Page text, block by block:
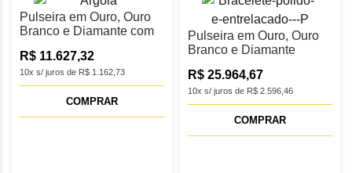
Pulseira em Ouro, Ouro
Branco e Diamante com
10x s/ juros de R$ 1.162,73
R$ 11.627,32
COMPRAR
Pulseira em Ouro, Ouro
Branco e Diamante
10x s/ juros de R$ 2.596,46
R$ 25.964,67
COMPRAR